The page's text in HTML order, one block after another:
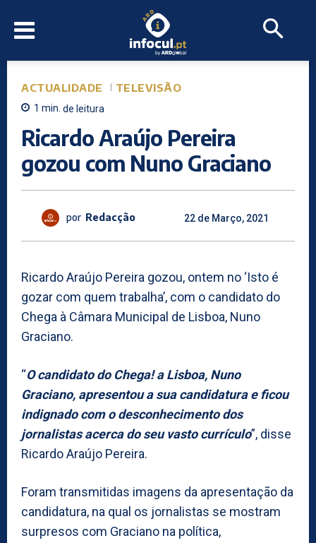
ACTUALIDADE TELEVISÃO
1 min. de leitura
Ricardo Araújo Pereira
gozou com Nuno Graciano
por Redacção 22 de Março, 2021
Ricardo Araújo Pereira gozou, ontem no ‘Isto é
gozar com quem trabalha’, com o candidato do
Chega à Câmara Municipal de Lisboa, Nuno
Graciano.
“O candidato do Chega! a Lisboa, Nuno
Graciano, apresentou a sua candidatura e ficou
indignado com o desconhecimento dos
jornalistas acerca do seu vasto currículo”, disse
Ricardo Araújo Pereira.
Foram transmitidas imagens da apresentação da
candidatura, na qual os jornalistas se mostram
surpresos com Graciano na política,